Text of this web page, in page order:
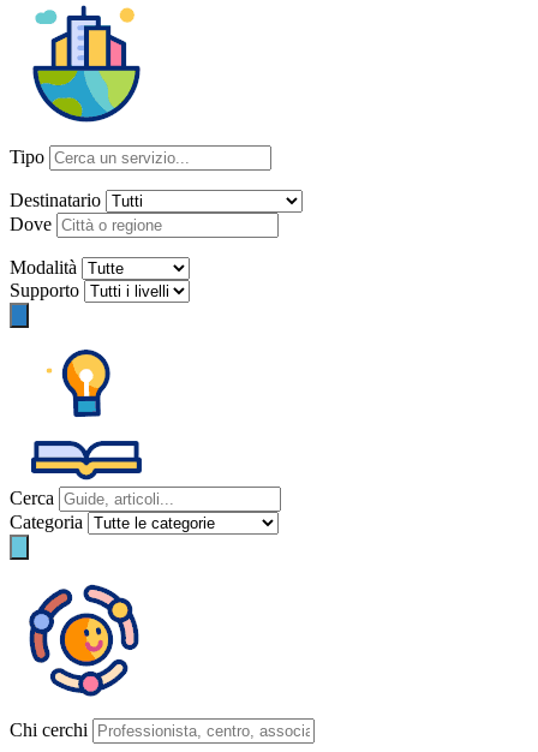
Tipo
Destinatario
Dove
Modalità
Supporto
Cerca
Categoria
Chi cerchi